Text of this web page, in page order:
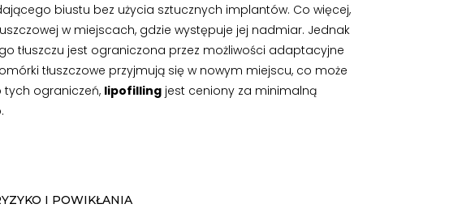
biustu bez użycia sztucznych implantów. Co więcej,
w miejscach, gdzie występuje jej nadmiar. Jednak
tłuszczu jest ograniczona przez możliwości adaptacyjne
tłuszczowe przyjmują się w nowym miejscu, co może
ograniczeń, lipofilling jest ceniony za minimalną
I POWIKŁANIA